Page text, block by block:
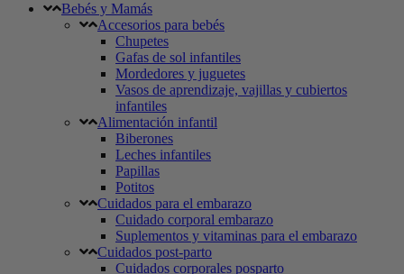
Bebés y Mamás
Accesorios para bebés
Chupetes
Gafas de sol infantiles
Mordedores y juguetes
Vasos de aprendizaje, vajillas y cubiertos
infantiles
Alimentación infantil
Biberones
Leches infantiles
Papillas
Potitos
Cuidados para el embarazo
Cuidado corporal embarazo
Suplementos y vitaminas para el embarazo
Cuidados post-parto
Cuidados corporales posparto